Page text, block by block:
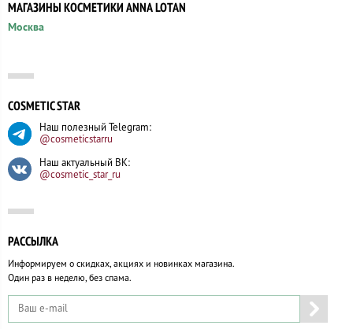
МАГАЗИНЫ КОСМЕТИКИ ANNA LOTAN
Москва
COSMETIC STAR
Наш полезный Telegram:
@cosmeticstarru
Наш актуальный ВК:
@cosmetic_star_ru
РАССЫЛКА
Информируем о скидках, акциях и новинках магазина.
Один раз в неделю, без спама.